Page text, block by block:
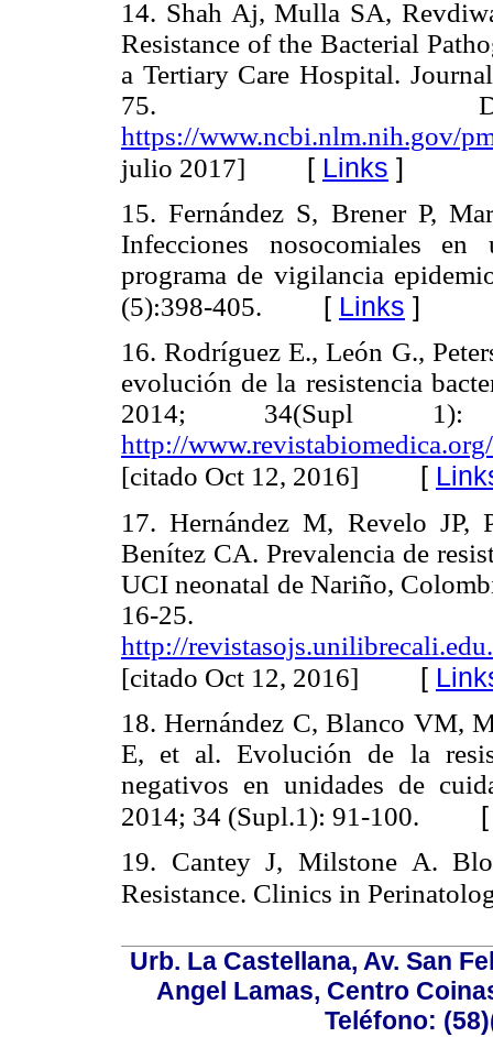
14. Shah Aj, Mulla SA,
Resistance of the Bacterial
a Tertiary Care Hospital.
75.
https://www.ncbi.nlm.nih.gov/
julio 2017] [ Links ]
15. Fernández S, Brener P,
Infecciones nosocomiales
programa de vigilancia
(5):398-405. [ Links ]
16. Rodríguez E., León G.,
evolución de la resistencia
2014; 34(Supl 1):
http://
[citado Oct 12, 2016] [
17. Hernández M, Revelo JP,
Benítez CA. Prevalencia de
UCI neonatal de Nariño,
16-25.
http://
[citado Oct 12, 2016] [
18. Hernández C, Blanco VM,
E, et al. Evolución de la
negativos en unidades de
2014; 34 (Supl.1): 91-100.
19. Cantey J, Milstone A.
Resistance. Clinics in
Urb. La Castellana, Av. San
Angel Lamas, Centro
Teléfono: